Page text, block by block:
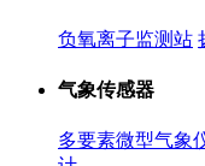
负氧离子监测站
气象传感器
多要素微型气象